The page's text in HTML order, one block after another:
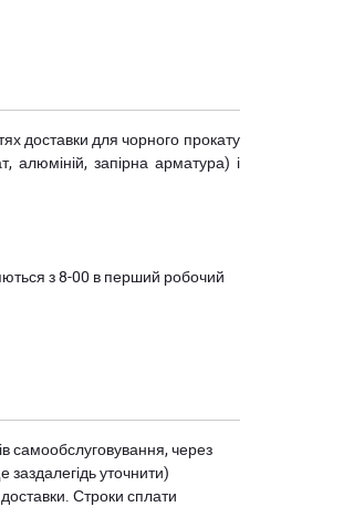
доставки для чорного прокату
алюміній, запірна арматура) і
з 8-00 в перший робочий
самообслуговування, через
уточнити)
доставки. Строки сплати